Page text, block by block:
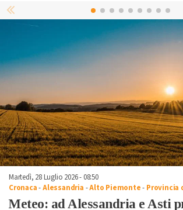
Martedì, 28 Luglio 2026 - 08:50
Cronaca-Alessandria -Alto Piemonte- Provincia
Meteo: ad Alessandria e Asti